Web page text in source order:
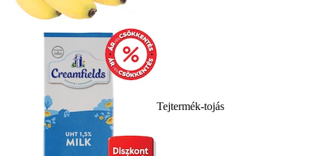
Tejtermék-tojás